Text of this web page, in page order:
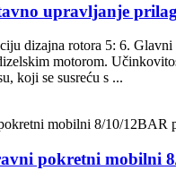
upravljanje
dizajna rotora 5: 6.
motorom.
koji se susreću s ...
pokretni mobilni